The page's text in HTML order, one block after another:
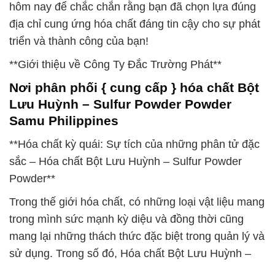
hôm nay để chắc chắn rằng bạn đã chọn lựa đúng
địa chỉ cung ứng hóa chất đáng tin cậy cho sự phát
triển và thành công của bạn!
**Giới thiệu về Công Ty Đắc Trường Phát**
Nơi phân phối { cung cấp } hóa chất Bột
Lưu Huỳnh – Sulfur Powder Powder
Samu Philippines
**Hóa chất kỳ quái: Sự tích của những phân tử đặc
sắc – Hóa chất Bột Lưu Huỳnh – Sulfur Powder
Powder**
Trong thế giới hóa chất, có những loại vật liệu mang
trong mình sức mạnh kỳ diệu và đồng thời cũng
mang lại những thách thức đặc biệt trong quản lý và
sử dụng. Trong số đó, Hóa chất Bột Lưu Huỳnh –